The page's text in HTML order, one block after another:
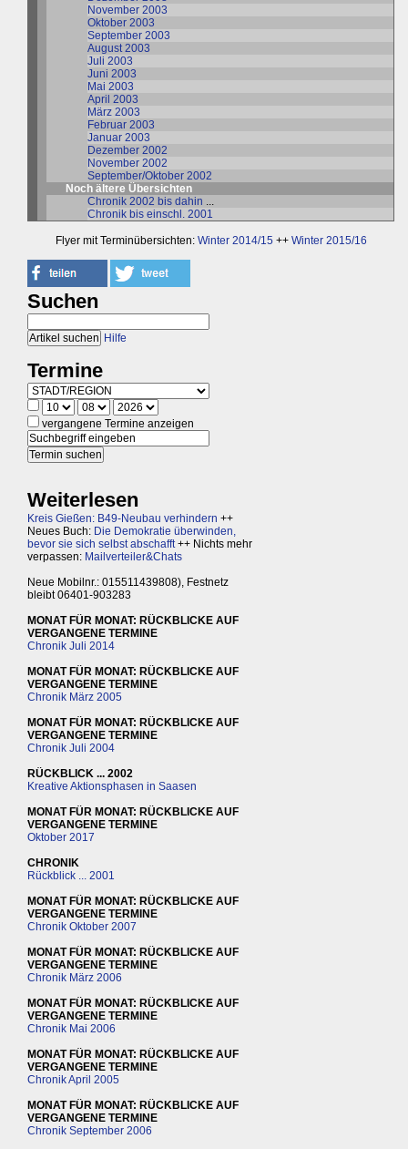
November 2003
Oktober 2003
September 2003
August 2003
Juli 2003
Juni 2003
Mai 2003
April 2003
März 2003
Februar 2003
Januar 2003
Dezember 2002
November 2002
September/Oktober 2002
Noch ältere Übersichten
Chronik 2002 bis dahin ...
Chronik bis einschl. 2001
Flyer mit Terminübersichten: Winter 2014/15++ Winter 2015/16
Suchen
Hilfe
Termine
vergangene Termine anzeigen
Weiterlesen
Kreis Gießen: B49-Neubau verhindern ++
Neues Buch: Die Demokratie überwinden,
bevor sie sich selbst abschafft++ Nichts mehr
verpassen: Mailverteiler&Chats
Neue Mobilnr.: 015511439808), Festnetz
bleibt 06401-903283
MONAT FÜR MONAT: RÜCKBLICKE AUF
VERGANGENE TERMINE
Chronik Juli 2014
MONAT FÜR MONAT: RÜCKBLICKE AUF
VERGANGENE TERMINE
Chronik März 2005
MONAT FÜR MONAT: RÜCKBLICKE AUF
VERGANGENE TERMINE
Chronik Juli 2004
RÜCKBLICK ... 2002
Kreative Aktionsphasen in Saasen
MONAT FÜR MONAT: RÜCKBLICKE AUF
VERGANGENE TERMINE
Oktober 2017
CHRONIK
Rückblick ... 2001
MONAT FÜR MONAT: RÜCKBLICKE AUF
VERGANGENE TERMINE
Chronik Oktober 2007
MONAT FÜR MONAT: RÜCKBLICKE AUF
VERGANGENE TERMINE
Chronik März 2006
MONAT FÜR MONAT: RÜCKBLICKE AUF
VERGANGENE TERMINE
Chronik Mai 2006
MONAT FÜR MONAT: RÜCKBLICKE AUF
VERGANGENE TERMINE
Chronik April 2005
MONAT FÜR MONAT: RÜCKBLICKE AUF
VERGANGENE TERMINE
Chronik September 2006